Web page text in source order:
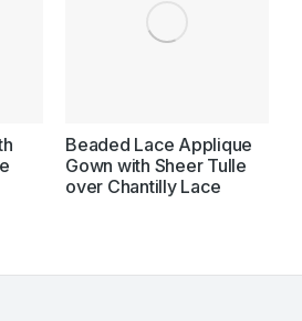
Beaded Lace Applique
Gown with Sheer Tulle
over Chantilly Lace